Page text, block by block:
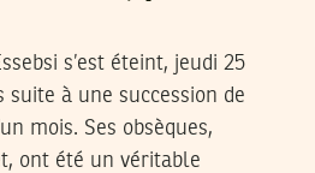
s’est éteint, jeudi 25
suite à une succession de
mois. Ses obsèques,
ont été un véritable